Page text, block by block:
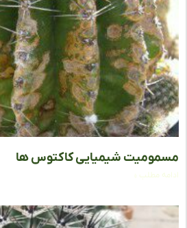
شیمیایی کاکتوس ها
مطلب »